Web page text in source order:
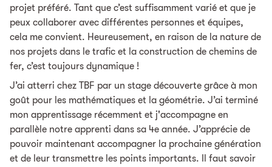
projet préféré. Tant que c’est suffisamment varié et que je
peux collaborer avec différentes personnes et équipes,
cela me convient. Heureusement, en raison de la nature de
nos projets dans le trafic et la construction de chemins de
fer, c’est toujours dynamique !
J’ai atterri chez TBF par un stage découverte grâce à mon
goût pour les mathématiques et la géométrie. J’ai terminé
mon apprentissage récemment et j'accompagne en
parallèle notre apprenti dans sa 4e année. J’apprécie de
pouvoir maintenant accompagner la prochaine génération
et de leur transmettre les points importants. Il faut savoir